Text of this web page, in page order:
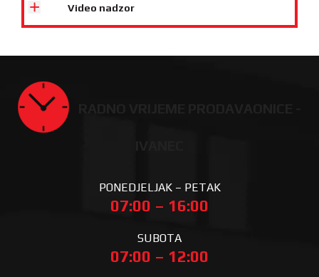
Video nadzor
PONEDJELJAK – PETAK
07:00 – 16:00
SUBOTA
07:00 – 12:00